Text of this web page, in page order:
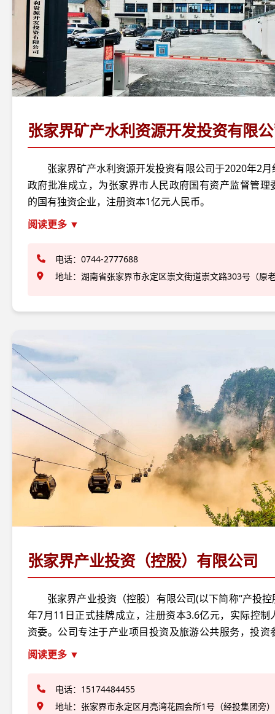
张家界矿产水利资源开发投资有限
张家界矿产水利资源开发投资有限公司于2020年2
政府批准成立，为张家界市人民政府国有资产监督管理
的国有独资企业，注册资本1亿元人民币。
阅读更多 ▼
电话：0744-2777688
地址：湖南省张家界市永定区崇文街道崇文路303号（原
张家界产业投资（控股）有限公司
张家界产业投资（控股）有限公司(以下简称“产投
年7月11日正式挂牌成立，注册资本3.6亿元，实际控制
资委。公司专注于产业项目投资及旅游公共服务，投资
包括工业、农业、旅游文化等。公司成立后，积极贯彻
引导平台,并按照“推动张家界产业发展，打造统一、高
台”的目标以及产业项目的开发投资、入股、控股或融
阅读更多 ▼
电话：15174484455
地址：张家界市永定区月亮湾花园会所1号（经投集团旁）